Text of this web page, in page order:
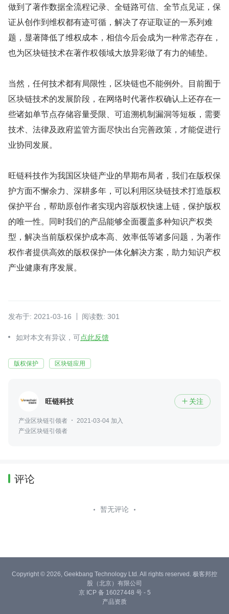
做到了著作数据全流程记录、全链路可信、全节点见证，保
证从创作到维权都有迹可循，解决了存证取证的一系列难
题，显著降低了维权成本，相信今后会成为一种常态存在，
也为区块链技术在著作权领域大放异彩做了有力的铺垫。
当然，任何技术都有局限性，区块链也不能例外。目前囿于
区块链技术的发展阶段，在网络时代著作权确认上还存在一
些诸如单节点存储容量受限、可追溯机制漏洞等短板，需要
技术、法律及政府监管方面尽快出台完善政策，才能促进行
业协同发展。
旺链科技作为我国区块链产业的早期布局者，我们在版权保
护方面不懈余力、深耕多年，可以利用区块链技术打造版权
保护平台，帮助原创作者实现内容版权快速上链，保护版权
的唯一性。同时我们的产品能够全面覆盖多种知识产权类
型，解决当前版权保护成本高、效率低等诸多问题，为著作
权作者提供高效的版权保护一体化解决方案，助力知识产权
产业健康有序发展。
发布于: 2021-03-16 阅读数: 301
如对本文有异议，可点此反馈
版权保护 区块链应用
旺链科技  关注
产业区块链引领者
2021-03-04 加入
产业区块链引领者
评论
暂无评论
Copyright © 2026, Geekbang Technology Ltd. All rights reserved. 极客邦控
股（北京）有限公司
京 ICP 备 16027448 号 - 5
产品资质